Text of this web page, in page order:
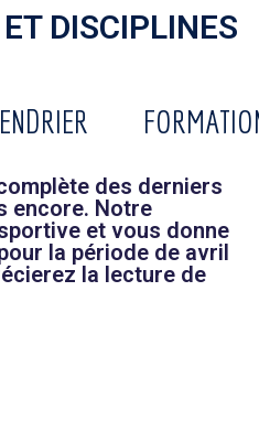
DISCIPLINES
des derniers
encore. Notre
et vous donne
la période de avril
la lecture de